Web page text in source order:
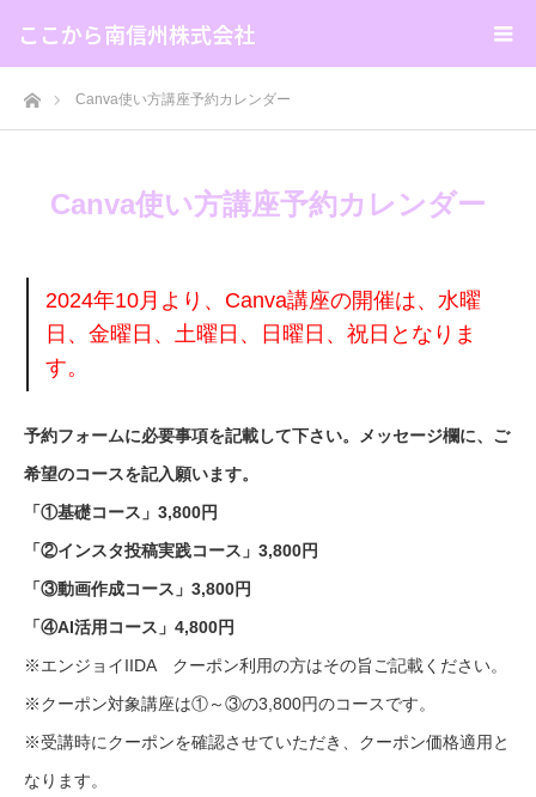
ここから南信州株式会社
ホームCanva使い方講座予約カレンダー
Canva使い方講座予約カレンダー
2024年10月より、Canva講座の開催は、水曜
日、金曜日、土曜日、日曜日、祝日となりま
す。
予約フォームに必要事項を記載して下さい。メッセージ欄に、ご
希望のコースを記入願います。
「①基礎コース」3,800円
「②インスタ投稿実践コース」3,800円
「③動画作成コース」3,800円
「④AI活用コース」4,800円
※エンジョイIIDA クーポン利用の方はその旨ご記載ください。
※クーポン対象講座は①～③の3,800円のコースです。
※受講時にクーポンを確認させていただき、クーポン価格適用と
なります。